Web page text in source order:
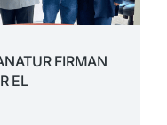
FIRMAN
EL